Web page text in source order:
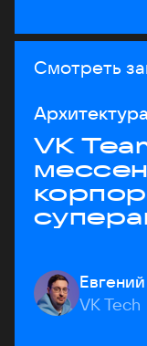
Смотреть
VK
VK Tech